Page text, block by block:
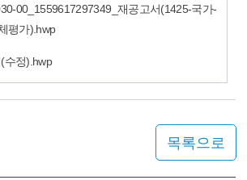
00_1559617297349_재공고서(1425-국가-
평가).hwp
수정).hwp
목록으로